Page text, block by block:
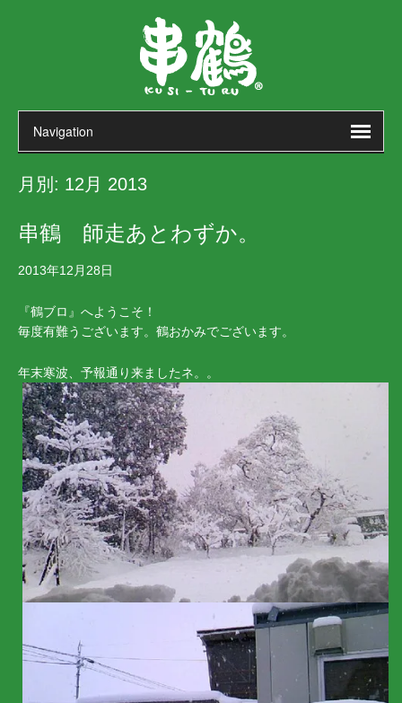
月別: 12月 2013
串鶴 師走あとわずか。
2013年12月28日
『鶴ブロ』へようこそ！
毎度有難うございます。鶴おかみでございます。
年末寒波、予報通り来ましたネ。。